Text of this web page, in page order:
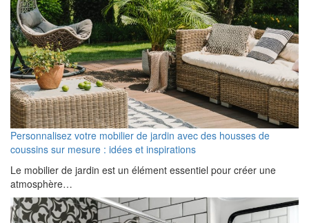
Personnalisez votre mobilier de jardin avec des housses de
coussins sur mesure : idées et inspirations
Le mobilier de jardin est un élément essentiel pour créer une
atmosphère…